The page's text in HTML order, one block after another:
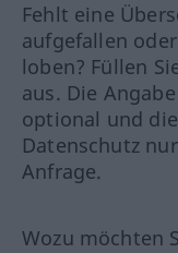
Fehlt eine
aufgefallen
loben? Füllen
aus. Die
optional und
Datenschutz
Anfrage.
Wozu möchten